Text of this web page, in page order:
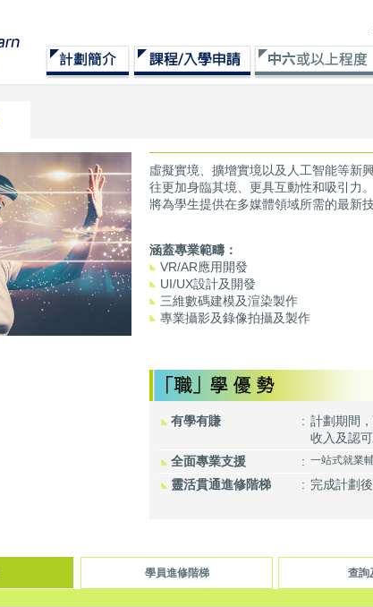
虛擬實境、擴增實境以及人工智能等新
往更加身臨其境、更具互動性和吸引力
將為學生提供在多媒體領域所需的最新
涵蓋專業範疇：
VR/AR應用開發
UI/UX設計及開發
三維數碼建模及渲染製作
專業攝影及錄像拍攝及製作
有學有賺 : 計劃期間
收入及認
全面專業支援
: 一站式就業
靈活貫通進修階梯 : 完成計劃
學員進修階梯 查詢